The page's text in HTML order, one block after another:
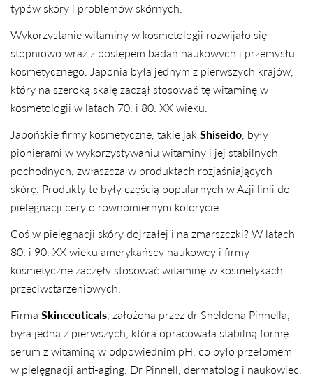
typów skóry i problemów skórnych.
Wykorzystanie witaminy w kosmetologii rozwijało się
stopniowo wraz z postępem badań naukowych i przemysłu
kosmetycznego. Japonia była jednym z pierwszych krajów,
który na szeroką skalę zaczął stosować tę witaminę w
kosmetologii w latach 70. i 80. XX wieku.
Japońskie firmy kosmetyczne, takie jak Shiseido , były
pionierami w wykorzystywaniu witaminy i jej stabilnych
pochodnych, zwłaszcza w produktach rozjaśniających
skórę. Produkty te były częścią popularnych w Azji linii do
pielęgnacji cery o równomiernym kolorycie.
Coś w pielęgnacji skóry dojrzałej i na zmarszczki? W latach
80. i 90. XX wieku amerykańscy naukowcy i firmy
kosmetyczne zaczęły stosować witaminę w kosmetykach
przeciwstarzeniowych.
Firma Skinceuticals , założona przez dr Sheldona Pinnella,
była jedną z pierwszych, która opracowała stabilną formę
serum z witaminą w odpowiednim pH, co było przełomem
w pielęgnacji anti-aging. Dr Pinnell, dermatolog i naukowiec,